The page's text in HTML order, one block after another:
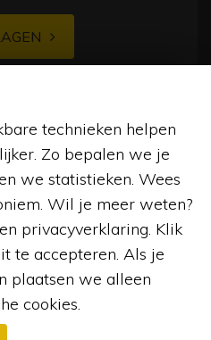
Instagram
Facebook
Pinterest
technieken helpen
Zo bepalen we je
we statistieken. Wees
Wil je meer weten?
privacyverklaring. Klik
te accepteren. Als je
plaatsen we alleen
cookies.